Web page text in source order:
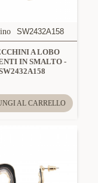
SW2432A158
A LOBO
IN SMALTO -
AL CARRELLO